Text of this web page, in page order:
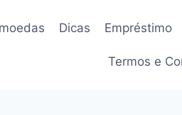
Dicas Empréstimo
Termos e